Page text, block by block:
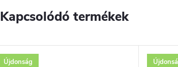
Kapcsolódó termékek
Újdonság